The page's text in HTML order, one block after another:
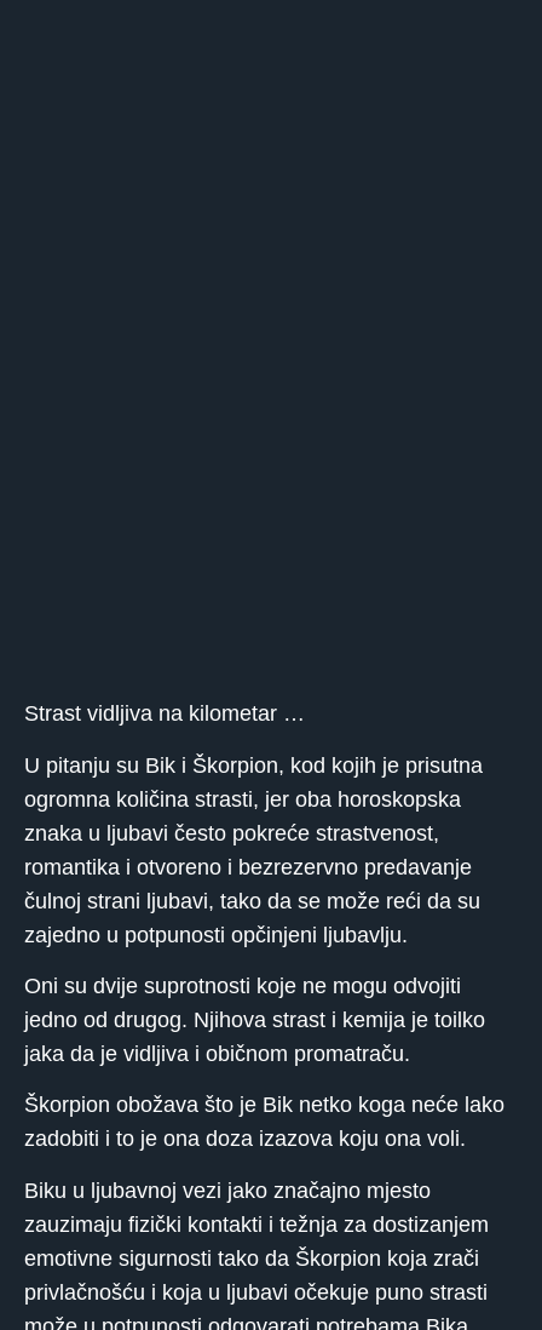
Strast vidljiva na kilometar …
U pitanju su Bik i Škorpion, kod kojih je prisutna
ogromna količina strasti, jer oba horoskopska
znaka u ljubavi često pokreće strastvenost,
romantika i otvoreno i bezrezervno predavanje
čulnoj strani ljubavi, tako da se može reći da su
zajedno u potpunosti opčinjeni ljubavlju.
Oni su dvije suprotnosti koje ne mogu odvojiti
jedno od drugog. Njihova strast i kemija je toilko
jaka da je vidljiva i običnom promatraču.
Škorpion obožava što je Bik netko koga neće lako
zadobiti i to je ona doza izazova koju ona voli.
Biku u ljubavnoj vezi jako značajno mjesto
zauzimaju fizički kontakti i težnja za dostizanjem
emotivne sigurnosti tako da Škorpion koja zrači
privlačnošću i koja u ljubavi očekuje puno strasti